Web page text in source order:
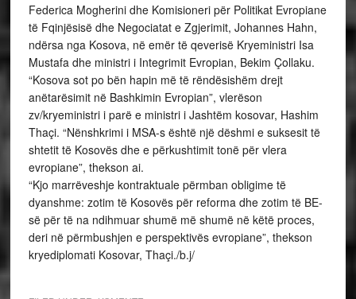
Federica Mogherini dhe Komisioneri për Politikat Evropiane
të Fqinjësisë dhe Negociatat e Zgjerimit, Johannes Hahn,
ndërsa nga Kosova, në emër të qeverisë Kryeministri Isa
Mustafa dhe ministri i Integrimit Evropian, Bekim Çollaku.
“Kosova sot po bën hapin më të rëndësishëm drejt
anëtarësimit në Bashkimin Evropian”, vlerëson
zv/kryeministri i parë e ministri i Jashtëm kosovar, Hashim
Thaçi. “Nënshkrimi i MSA-s është një dëshmi e suksesit të
shtetit të Kosovës dhe e përkushtimit tonë për vlera
evropiane”, thekson ai.
“Kjo marrëveshje kontraktuale përmban obligime të
dyanshme: zotim të Kosovës për reforma dhe zotim të BE-
së për të na ndihmuar shumë më shumë në këtë proces,
deri në përmbushjen e perspektivës evropiane”, thekson
kryediplomati Kosovar, Thaçi./b.j/